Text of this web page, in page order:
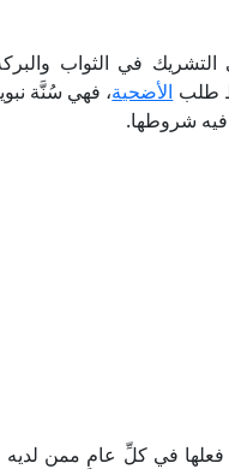
في الثواب
طلب الأضحية، فهي سُنَّة
فيه شروطها.
في كلِّ عامٍ ممن لديه